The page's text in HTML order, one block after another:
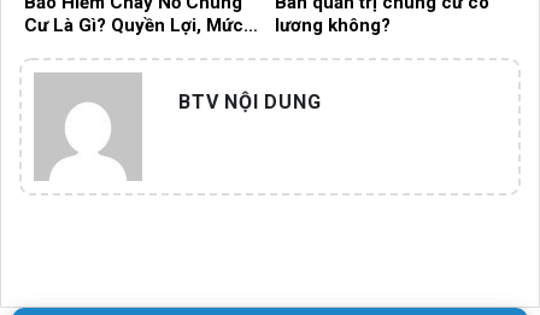
HỖ TRỢ TƯ VẤN